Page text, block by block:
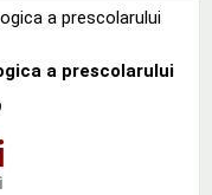
a prescolarului